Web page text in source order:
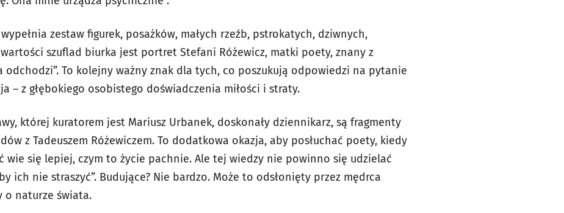
zestaw figurek, posażków, małych rzeźb, pstrokatych, dziwnych,
szuflad biurka jest portret Stefani Różewicz, matki poety, znany z
odchodzi”. To kolejny ważny znak dla tych, co poszukują odpowiedzi na pytanie
– z głębokiego osobistego doświadczenia miłości i straty.
której kuratorem jest Mariusz Urbanek, doskonały dziennikarz, są fragmenty
z Tadeuszem Różewiczem. To dodatkowa okazja, aby posłuchać poety, kiedy
wie się lepiej, czym to życie pachnie. Ale tej wiedzy nie powinno się udzielać
ich nie straszyć”. Budujące? Nie bardzo. Może to odsłonięty przez mędrca
o naturze świata.